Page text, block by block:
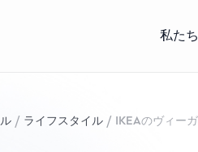
私た
/ ライフスタイル / IKEAのヴィー